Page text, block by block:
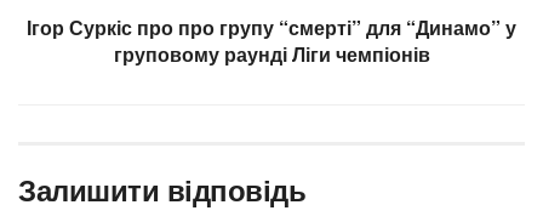
Ігор Суркіс про про групу “смерті” для “Динамо” у
груповому раунді Ліги чемпіонів
Залишити відповідь